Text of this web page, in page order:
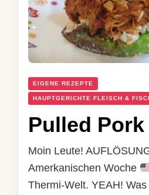
EIGENE REZEPTE
HAUPTGERICHTE FLEISCH &
Pulled Pork
Moin Leute!
Amerkanischen Woche
Thermi-Welt. YEAH!